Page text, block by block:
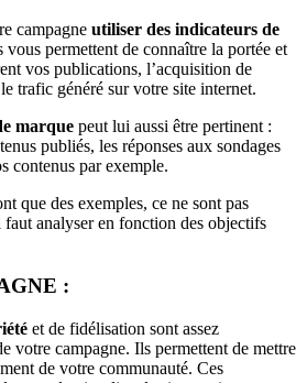
campagne utiliser des indicateurs de
vous permettent de connaître la portée et
vos publications, l’acquisition de
trafic généré sur votre site internet.
marque peut lui aussi être pertinent :
publiés, les réponses aux sondages
contenus par exemple.
que des exemples, ce ne sont pas
faut analyser en fonction des objectifs
:
et de fidélisation sont assez
votre campagne. Ils permettent de mettre
de votre communauté. Ces